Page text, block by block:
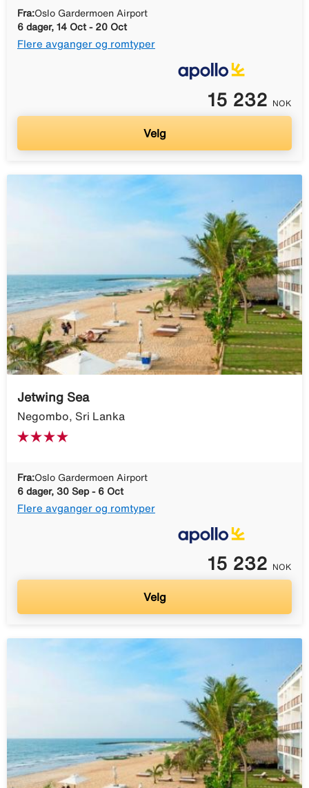
Fra:Oslo Gardermoen Airport
6 dager, 14 Oct - 20 Oct
Flere avganger og romtyper
15 232 NOK
Velg
Jetwing Sea
Negombo, Sri Lanka
Fra:Oslo Gardermoen Airport
6 dager, 30 Sep - 6 Oct
Flere avganger og romtyper
15 232 NOK
Velg